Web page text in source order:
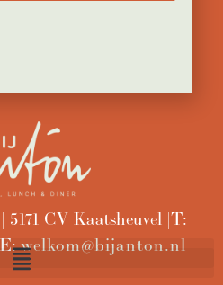
CV Kaatsheuvel | T:
E:welkom@bijanton.nl